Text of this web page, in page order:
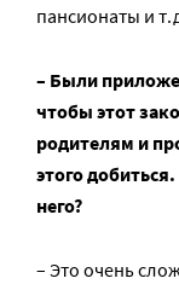
пансионаты и
– Были
чтобы этот
родителям и
этого
него?
– Это очень